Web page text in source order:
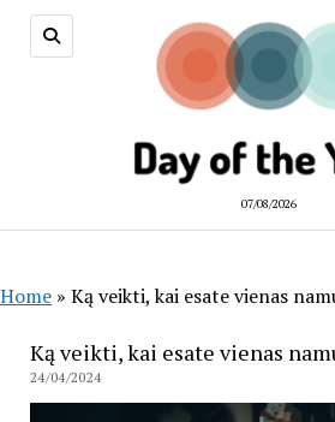
07/08/2026
Home » Ką veikti, kai esate vienas
Ką veikti, kai esate vienas
24/04/2024